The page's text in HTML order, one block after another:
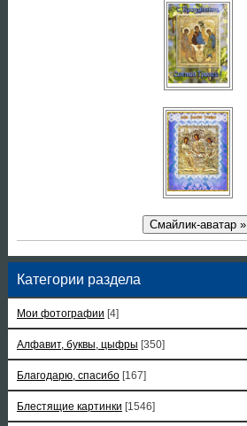
Смайлик-аватар »
Категории раздела
Мои фотографии [4]
Алфавит, буквы, цыфры [350]
Благодарю, спасибо [167]
Блестящие картинки [1546]